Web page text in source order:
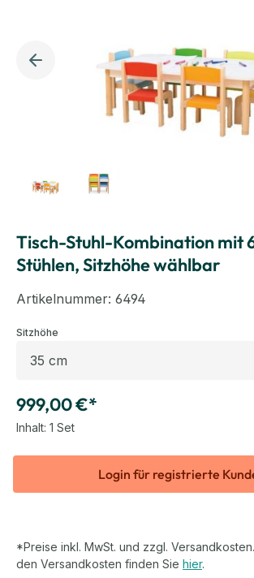
Tisch-Stuhl-Kombination mit
Stühlen, Sitzhöhe wählbar
Artikelnummer: 6494
Sitzhöhe
999,00 €*
Inhalt: 1 Set
Login für registrierte
*Preise inkl. MwSt. und zzgl.
den Versandkosten finden Sie hier.